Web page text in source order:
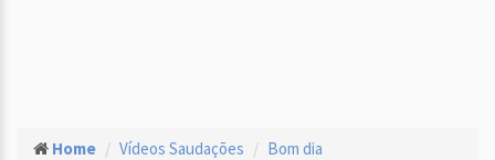
Home Vídeos Saudações Bom dia